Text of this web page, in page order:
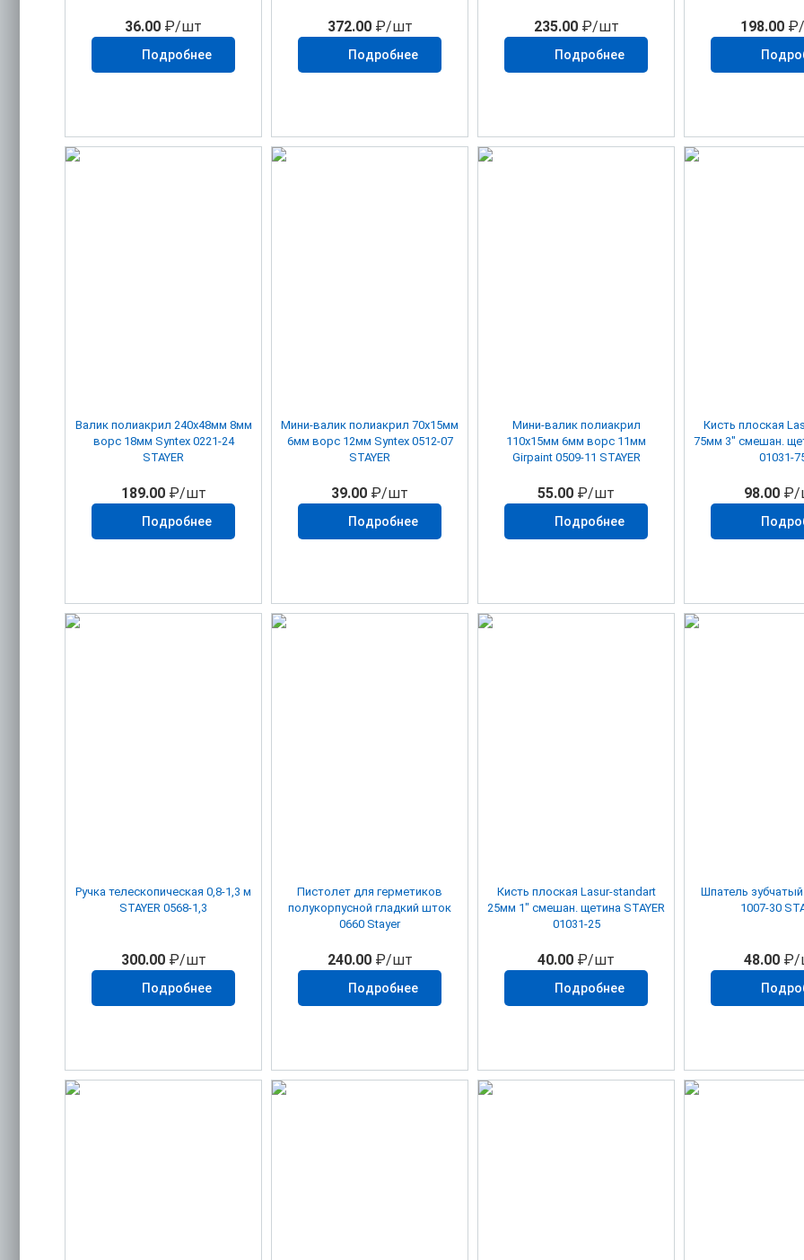
36.00 ₽/шт
Подробнее
372.00₽/шт
Подробнее
235.00₽/шт
Подробнее
198.00
Валик полиакрил 240х48мм 8мм
ворс 18мм Syntex 0221-24
STAYER
189.00₽/шт
Подробнее
Мини-валик полиакрил 70х15мм
6мм ворс 12мм Syntex 0512-07
STAYER
39.00 ₽/шт
Подробнее
Мини-валик полиакрил
110х15мм 6мм ворс 11мм
Girpaint 0509-11 STAYER
55.00 ₽/шт
Подробнее
Кисть плоская
75мм 3" смешан. щетина STAYER
01031-
98.00 ₽/
Ручка телескопическая 0,8-1,3 м
STAYER 0568-1,3
300.00₽/шт
Подробнее
Пистолет для герметиков
полукорпусной гладкий шток
0660 Stayer
240.00₽/шт
Подробнее
Кисть плоская Lasur-standart
25мм 1" смешан. щетина STAYER
01031-25
40.00 ₽/шт
Подробнее
Шпатель зубчатый 6х6
1007-30
48.00 ₽/